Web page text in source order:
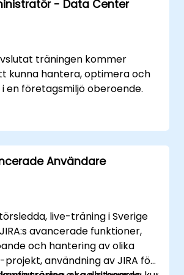
- Data Center
träningen kommer
kunna hantera, optimera och
i en företagsmiljö oberoende.
Användare
live-träning i Sverige
avancerade funktioner,
och hantering av olika
projekt, användning av JIRA för